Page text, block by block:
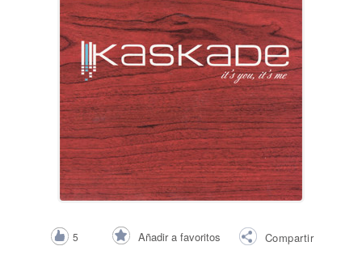
5 Añadir a favoritos Compartir